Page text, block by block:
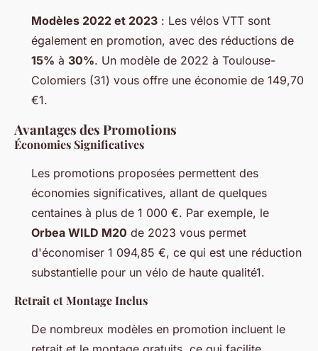
Modèles 2022 et 2023 : Les vélos VTT sont
également en promotion, avec des réductions de
15% à 30%. Un modèle de 2022 à Toulouse-
Colomiers (31) vous offre une économie de 149,70
€1.
Avantages des Promotions
Économies Significatives
Les promotions proposées permettent des
économies significatives, allant de quelques
centaines à plus de 1 000 €. Par exemple, le
Orbea WILD M20 de 2023 vous permet
d'économiser 1 094,85 €, ce qui est une réduction
substantielle pour un vélo de haute qualité1.
Retrait et Montage Inclus
De nombreux modèles en promotion incluent le